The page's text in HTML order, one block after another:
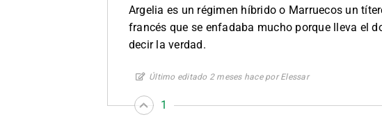
Argelia es un régimen híbrido o Marruecos un
francés que se enfadaba mucho porque lleva el
decir la verdad.
Último editado 2 meses hace por Elessar
1